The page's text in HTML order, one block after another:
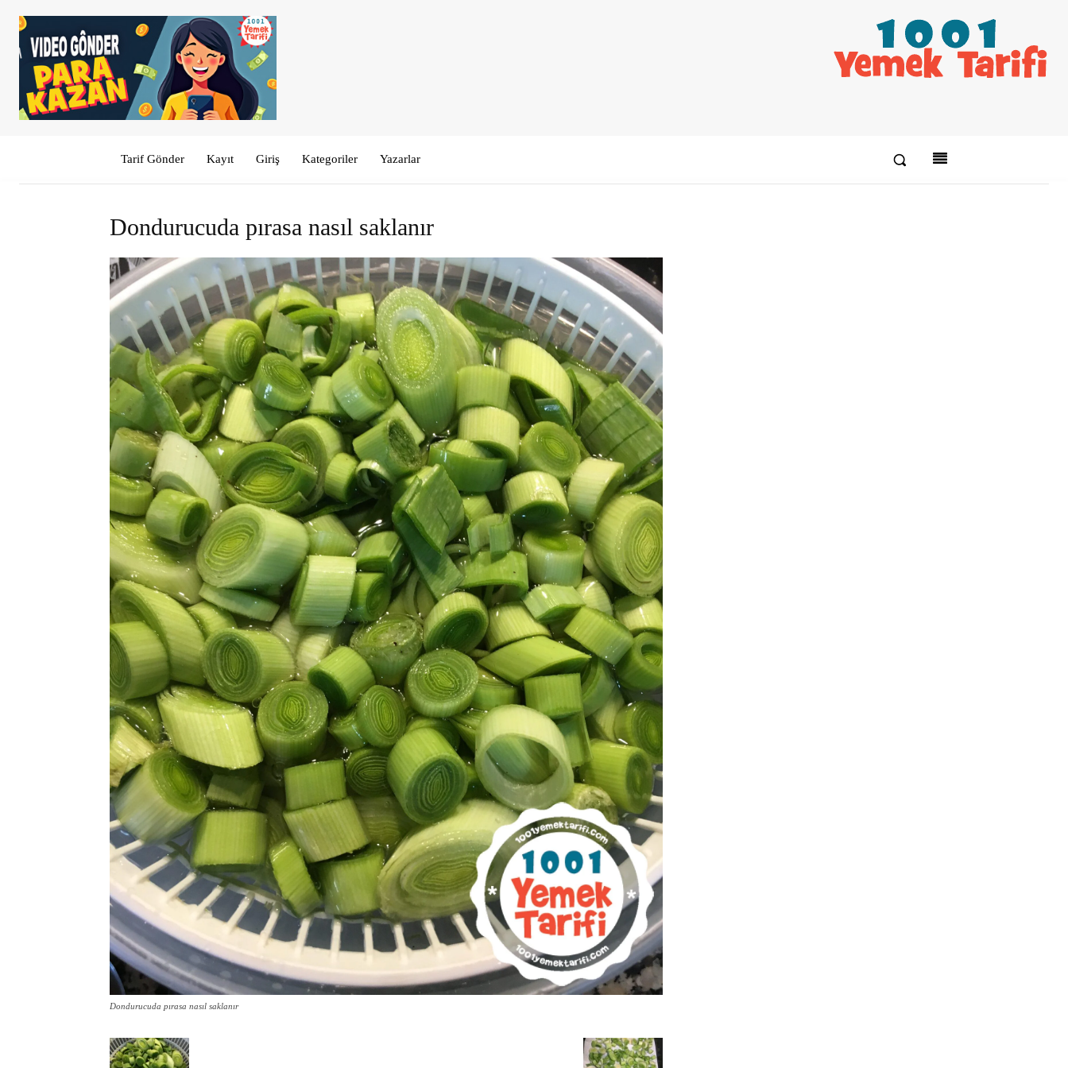
Tarif Gönder Kayıt Giriş Kategoriler Yazarlar
Dondurucuda pırasa nasıl saklanır
Dondurucuda pırasa nasıl saklanır